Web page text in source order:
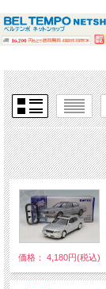
価格： 4,180円(税込)